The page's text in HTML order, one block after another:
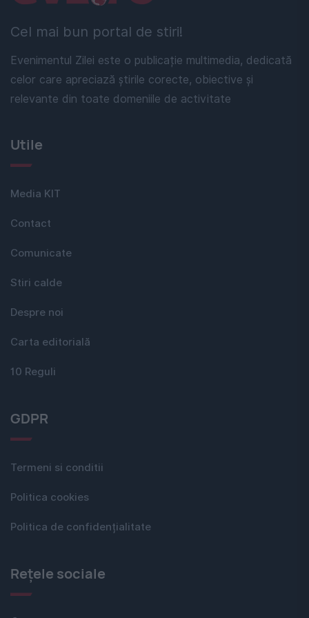
Cel mai bun portal de stiri!
Evenimentul Zilei este o publicație multimedia, dedicată
celor care apreciază știrile corecte, obiective și
relevante din toate domeniile de activitate
Utile
Media KIT
Contact
Comunicate
Stiri calde
Despre noi
Carta editorială
10 Reguli
GDPR
Termeni si conditii
Politica cookies
Politica de confidențialitate
Rețele sociale